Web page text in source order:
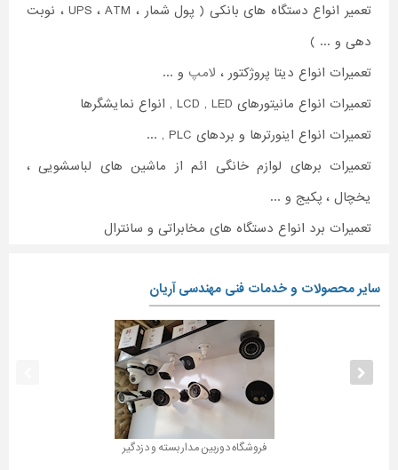
تعمیر انواع دستگاه های بانکی ( پول شمار ، UPS ، ATM ، نوبت
دهی و ... )
تعمیرات انواع دیتا پروژکتور ، لامپ و ...
تعمیرات انواع مانیتورهای LCD , LED , انواع نمایشگرها
تعمیرات انواع اینورترها و بردهای PLC , ...
تعمیرات برهای لوازم خانگی ائم از ماشین های لباسشویی ،
یخچال ، پکیج و ...
تعمیرات برد انواع دستگاه های مخابراتی و سانترال
سایر محصولات و خدمات فنی مهندسی آریان
فروشگاه دوربین مدار بسته و دزدگیر